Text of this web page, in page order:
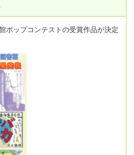
ポップコンテストの受賞作品が決定